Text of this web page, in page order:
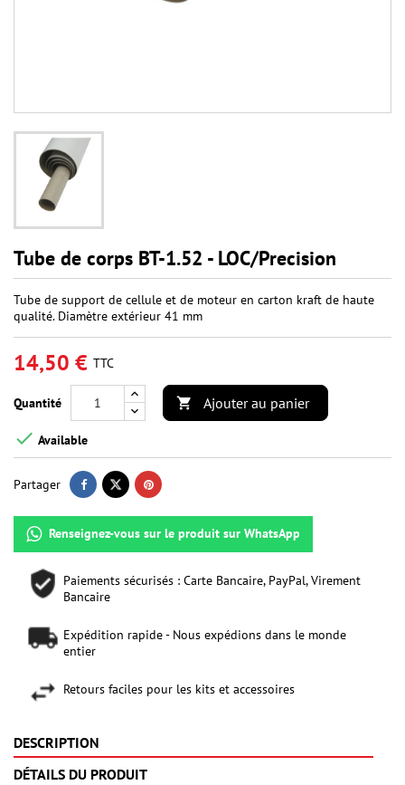
Tube de corps BT-1.52 - LOC/Precision
Tube de support de cellule et de moteur en carton kraft de haute
qualité. Diamètre extérieur 41 mm
14,50 € TTC
Quantité  Ajouter au panier
 Available
Partager
Renseignez-vous sur le produit sur WhatsApp
Paiements sécurisés : Carte Bancaire, PayPal, Virement
Bancaire
Expédition rapide - Nous expédions dans le monde
entier
Retours faciles pour les kits et accessoires
DESCRIPTION
DÉTAILS DU PRODUIT